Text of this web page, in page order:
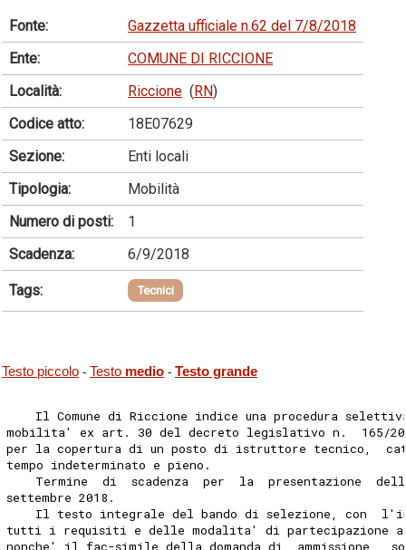
Fonte:
Gazzetta ufficiale n.62 del 7/8/2018
Ente:
COMUNE DI RICCIONE
Località:
Riccione (RN)
Codice atto:
18E07629
Sezione:
Enti locali
Tipologia:
Mobilità
Numero di posti:
1
Scadenza:
6/9/2018
Tags: Tecnici
Testo piccolo - Testo medio - Testo grande
Il Comune di Riccione indice una procedura
mobilita' ex art. 30 del decreto legislativo n.  165/
per la copertura di un posto di istruttore tecnico,
tempo indeterminato e pieno.
Termine  di  scadenza  per  la  presentazione
settembre 2018.
Il testo integrale del bando di selezione, con
tutti i requisiti e delle modalita' di partecipazione
nonche' il fac-simile della domanda di  ammissione,